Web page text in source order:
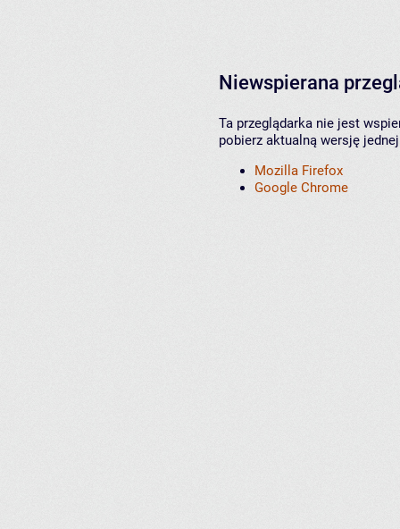
Niewspierana
Ta przeglądarka nie jest
pobierz aktualną wersję
Mozilla Firefox
Google Chrome